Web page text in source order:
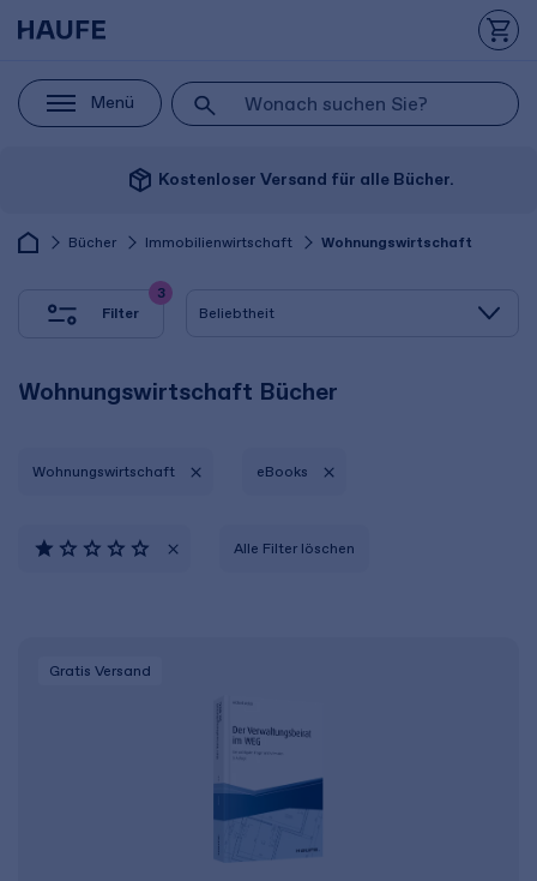
Menü
package_2 Kostenloser Versand für alle Bücher.
Bücher Immobilienwirtschaft Wohnungswirtschaft
Filter
3
Wohnungswirtschaft Bücher
Wohnungswirtschaft eBooks
Alle Filter löschen
Gratis Versand